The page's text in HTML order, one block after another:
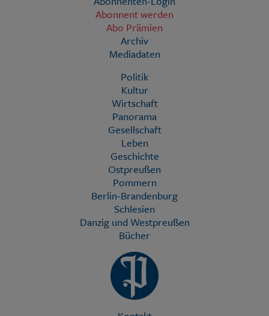
Abonnent werden
Abo Prämien
Archiv
Mediadaten
Politik
Kultur
Wirtschaft
Panorama
Gesellschaft
Leben
Geschichte
Ostpreußen
Pommern
Berlin-Brandenburg
Schlesien
Danzig und Westpreußen
Bücher